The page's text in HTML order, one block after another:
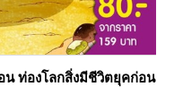
ท่องโลกสิ่งมีชีวิตยุคก่อน